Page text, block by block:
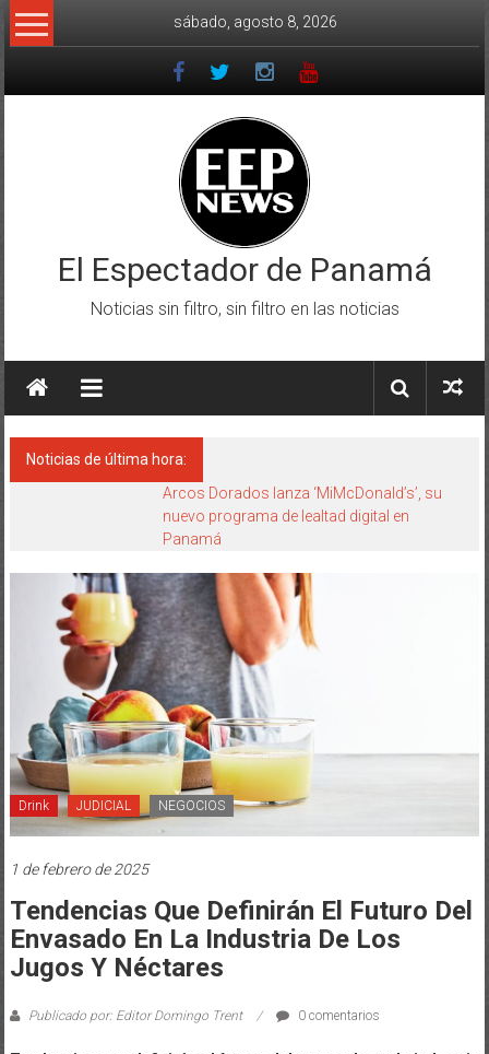
Saltar
al
sábado, agosto 8, 2026
El Espectador de Panamá
Noticias sin filtro, sin filtro en las noticias
Noticias de última hora:
Arcos Dorados lanza ‘MiMcDonald’s’, su
nuevo programa de lealtad digital en
Panamá
Drink JUDICIAL NEGOCIOS
1 de febrero de 2025
Tendencias Que Definirán El Futuro Del
Envasado En La Industria De Los
Jugos Y Néctares
Publicado por: Editor Domingo Trent 0 comentarios